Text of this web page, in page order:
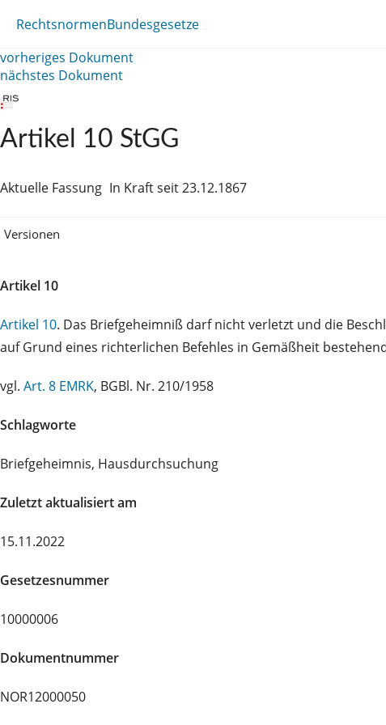
RechtsnormenBundesgesetze
vorheriges Dokument
nächstes Dokument
Artikel 10 StGG
Aktuelle Fassung In Kraft seit 23.12.1867
Versionen
Artikel 10
Artikel 10. Das Briefgeheimniß darf nicht verletzt und die
auf Grund eines richterlichen Befehles in Gemäßheit
vgl. Art. 8 EMRK, BGBl. Nr. 210/1958
Schlagworte
Briefgeheimnis, Hausdurchsuchung
Zuletzt aktualisiert am
15.11.2022
Gesetzesnummer
10000006
Dokumentnummer
NOR12000050